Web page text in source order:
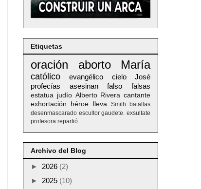
Etiquetas
oración aborto María
católico evangélico cielo
José
profecías
asesinan falso falsas
estatua judío Alberto Rivera cantante
exhortación
héroe lleva Smith
batallas
desenmascarado escultor gaudete. exsultate
profesora repartió
Archivo del Blog
► 2026 (2)
► 2025 (10)